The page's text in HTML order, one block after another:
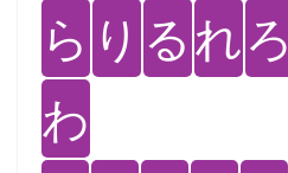
ら り るれろ
わ